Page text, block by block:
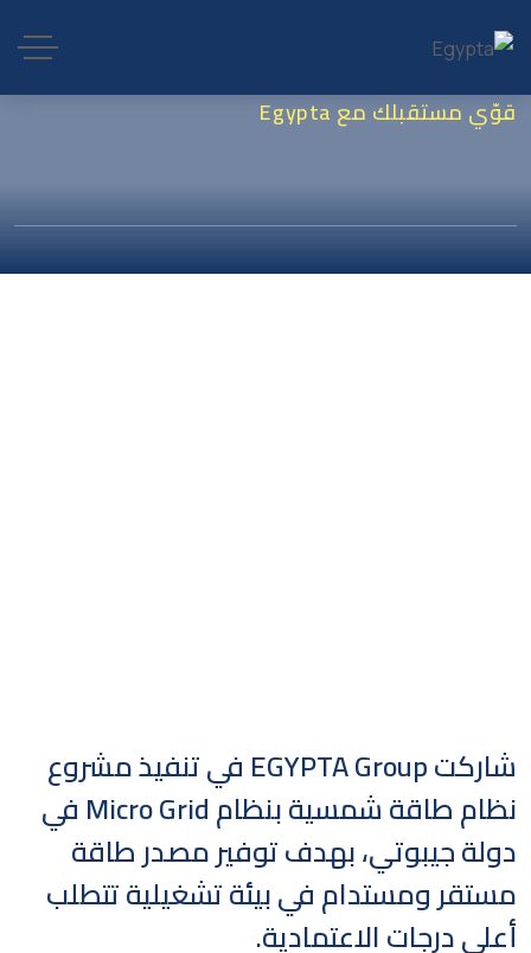
قوّي مستقبلك مع Egypta
شاركت EGYPTA Group في تنفيذ مشروع
نظام طاقة شمسية بنظام Micro Grid في
دولة جيبوتي، بهدف توفير مصدر طاقة
مستقر ومستدام في بيئة تشغيلية تتطلب
أعلى درجات الاعتمادية.